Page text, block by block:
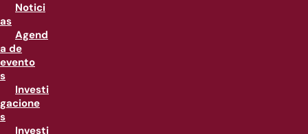
Notici
as
Agend
a de
evento
s
Investi
gacione
s
Investi